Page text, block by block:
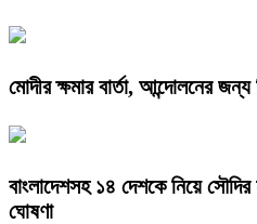
মোদীর ক্ষমার বার্তা, আন্দোলনের জন্য
বাংলাদেশসহ ১৪ দেশকে নিয়ে
ঘোষণা